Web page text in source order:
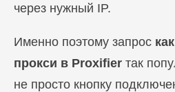
через нужный IP.
Именно поэтому запрос
прокси в Proxifier так
не просто кнопку